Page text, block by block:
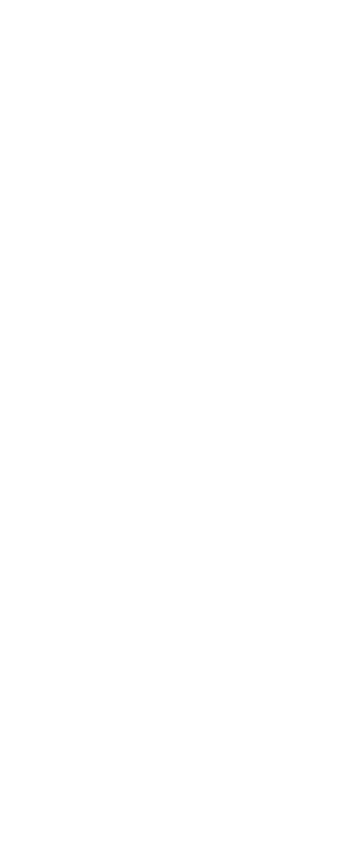
制御機器販売店・
い。
いようお願いしま
ーズにご登録され
当社の共同利用者
ことをご了承くだ
囲」に記載されて
ではありません。
製品に未対応品が
類) : 1000ppm、
: 1000ppm、
さない年数を意
制貨物等」とい
にこれらの製造装
に通知します。
は、取り引きをい
オムロン制御